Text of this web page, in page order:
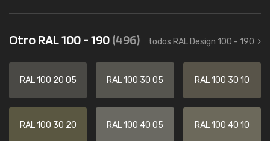
Otro RAL 100 - 190(496) todos RAL Design 100 - 190
RAL 100 20 05 RAL 100 30 05 RAL 100 30 10
RAL 100 30 20 RAL 100 40 05 RAL 100 40 10